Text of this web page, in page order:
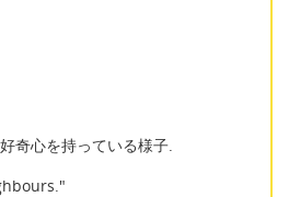
奇心を持っている様子.